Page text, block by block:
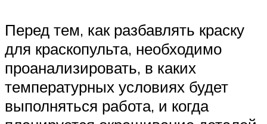
Перед тем, как разбавлять краску
для краскопульта, необходимо
проанализировать, в каких
температурных условиях будет
выполняться работа, и когда